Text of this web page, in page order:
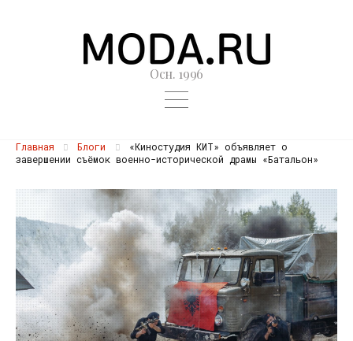
Осн. 1996
Главная Блоги
«Киностудия КИТ» объявляет о
завершении съёмок военно-исторической драмы «Батальон»